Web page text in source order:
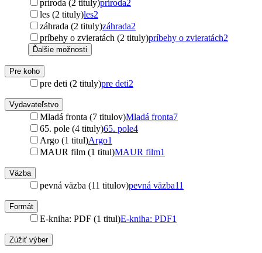
príroda (2 tituly)príroda2
les (2 tituly)les2
záhrada (2 tituly)záhrada2
príbehy o zvieratách (2 tituly)príbehy o zvieratách2
Ďalšie možnosti
Pre koho
pre deti (2 tituly)pre deti2
Vydavateľstvo
Mladá fronta (7 titulov)Mladá fronta7
65. pole (4 tituly)65. pole4
Argo (1 titul)Argo1
MAUR film (1 titul)MAUR film1
Väzba
pevná väzba (11 titulov)pevná väzba11
Formát
E-kniha: PDF (1 titul)E-kniha: PDF1
Zúžiť výber